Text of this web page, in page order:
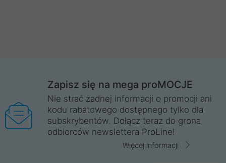
Zapisz się na mega proMOCJE
Nie strać żadnej informacji o promocji ani
kodu rabatowego dostępnego tylko dla
subskrybentów. Dołącz teraz do grona
odbiorców newslettera ProLine!
Więcej informacji